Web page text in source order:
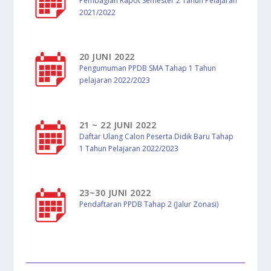
2021/2022
20 JUNI 2022
Pengumuman PPDB SMA Tahap 1 Tahun
pelajaran 2022/2023
21 ~ 22 JUNI 2022
Daftar Ulang Calon Peserta Didik Baru Tahap
1 Tahun Pelajaran 2022/2023
23~30 JUNI 2022
Pendaftaran PPDB Tahap 2 (Jalur Zonasi)